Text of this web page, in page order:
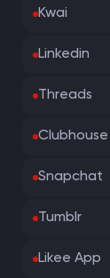
Kwai
Linkedin
Threads
Clubhouse
Snapchat
Tumblr
Likee App